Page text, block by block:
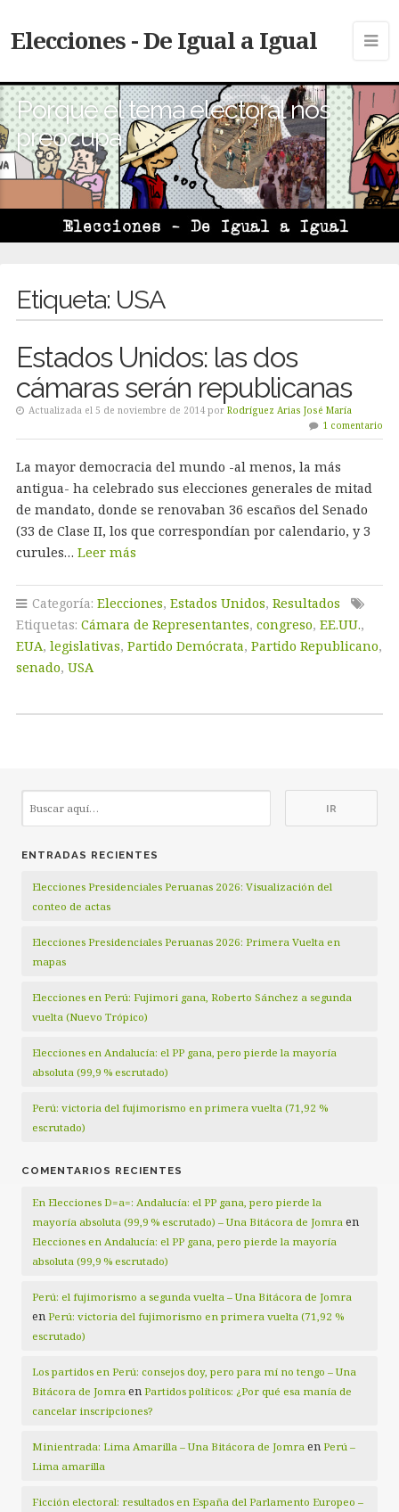
Elecciones - De Igual a Igual
Porque el tema electoral nos
preocupa
Etiqueta: USA
Estados Unidos: las dos
cámaras serán republicanas
Actualizada el 5 de noviembre de 2014 por Rodríguez Arias José María
1 comentario
La mayor democracia del mundo -al menos, la más
antigua- ha celebrado sus elecciones generales de mitad
de mandato, donde se renovaban 36 escaños del Senado
(33 de Clase II, los que correspondían por calendario, y 3
curules… Leer más
Categoría: Elecciones, Estados Unidos, Resultados
Etiquetas: Cámara de Representantes, congreso, EE.UU.,
EUA, legislativas, Partido Demócrata, Partido Republicano,
senado, USA
ENTRADAS RECIENTES
Elecciones Presidenciales Peruanas 2026: Visualización del
conteo de actas
Elecciones Presidenciales Peruanas 2026: Primera Vuelta en
mapas
Elecciones en Perú: Fujimori gana, Roberto Sánchez a segunda
vuelta (Nuevo Trópico)
Elecciones en Andalucía: el PP gana, pero pierde la mayoría
absoluta (99,9 % escrutado)
Perú: victoria del fujimorismo en primera vuelta (71,92 %
escrutado)
COMENTARIOS RECIENTES
En Elecciones D=a=: Andalucía: el PP gana, pero pierde la
mayoría absoluta (99,9 % escrutado) – Una Bitácora de Jomra en
Elecciones en Andalucía: el PP gana, pero pierde la mayoría
absoluta (99,9 % escrutado)
Perú: el fujimorismo a segunda vuelta – Una Bitácora de Jomra
en Perú: victoria del fujimorismo en primera vuelta (71,92 %
escrutado)
Los partidos en Perú: consejos doy, pero para mí no tengo – Una
Bitácora de Jomra en Partidos políticos: ¿Por qué esa manía de
cancelar inscripciones?
Minientrada: Lima Amarilla – Una Bitácora de Jomra en Perú –
Lima amarilla
Ficción electoral: resultados en España del Parlamento Europeo –